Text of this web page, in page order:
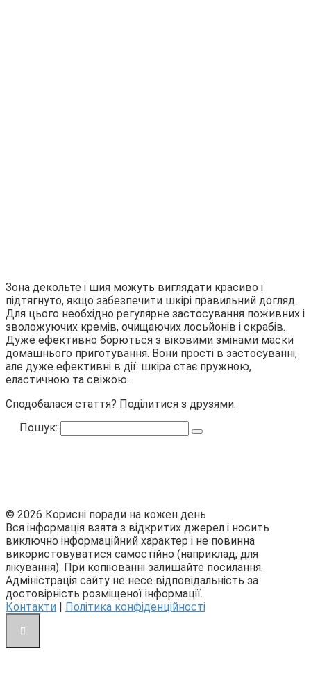
Зона декольте і шия можуть виглядати красиво і
підтягнуто, якщо забезпечити шкірі правильний догляд.
Для цього необхідно регулярне застосування поживних і
зволожуючих кремів, очищаючих лосьйонів і скрабів.
Дуже ефективно борються з віковими змінами маски
домашнього приготування. Вони прості в застосуванні,
але дуже ефективні в дії: шкіра стає пружною,
еластичною та свіжою.
Сподобалася стаття? Поділитися з друзями:
Пошук:
© 2026 Корисні поради на кожен день
Вся інформація взята з відкритих джерел і носить
виключно інформаційний характер і не повинна
використовуватися самостійно (наприклад, для
лікування). При копіюванні залишайте посилання.
Адміністрація сайту не несе відповідальність за
достовірність розміщеної інформації.
Контакти | Політика конфіденційності